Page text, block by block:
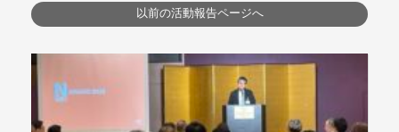
以前の活動報告ページへ